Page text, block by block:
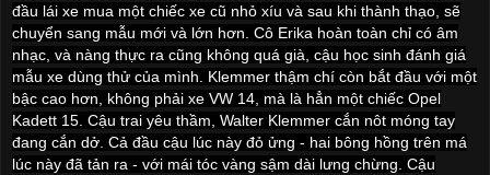
đầu lái xe mua một chiếc xe cũ nhỏ xíu và sau khi thành thạo, sẽ
chuyển sang mẫu mới và lớn hơn. Cô Erika hoàn toàn chỉ có âm
nhạc, và nàng thực ra cũng không quá già, cậu học sinh đánh giá
mẫu xe dùng thử của mình. Klemmer thậm chí còn bắt đầu với một
bậc cao hơn, không phải xe VW 14, mà là hẳn một chiếc Opel
Kadett 15. Cậu trai yêu thầm, Walter Klemmer cắn nôt móng tay
đang cắn dở. Cả đầu cậu lúc này đỏ ửng - hai bông hồng trên má
lúc này đã tản ra - với mái tóc vàng sậm dài lưng chừng. Cậu